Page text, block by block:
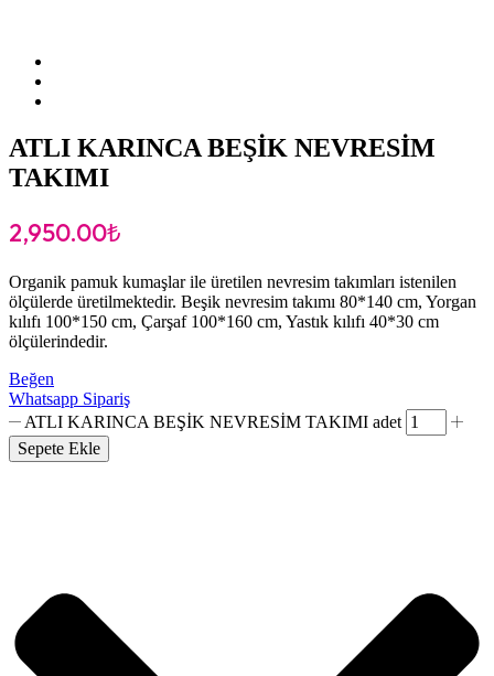
ATLI KARINCA BEŞİK NEVRESİM
TAKIMI
2,950.00₺
Organik pamuk kumaşlar ile üretilen nevresim takımları istenilen
ölçülerde üretilmektedir. Beşik nevresim takımı 80*140 cm, Yorgan
kılıfı 100*150 cm, Çarşaf 100*160 cm, Yastık kılıfı 40*30 cm
ölçülerindedir.
Beğen
Whatsapp Sipariş
ATLI KARINCA BEŞİK NEVRESİM TAKIMI adet
Sepete Ekle